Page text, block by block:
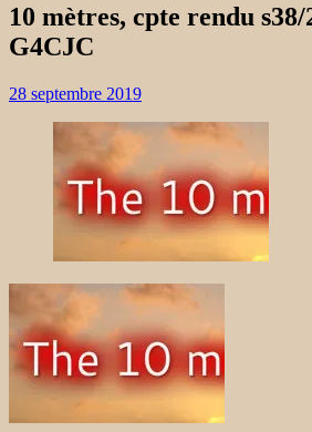
10 mètres, cpte rendu
G4CJC
28 septembre 2019